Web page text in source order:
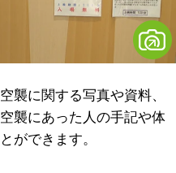
襲に関する写真や資料、
襲にあった人の手記や体
ができます。